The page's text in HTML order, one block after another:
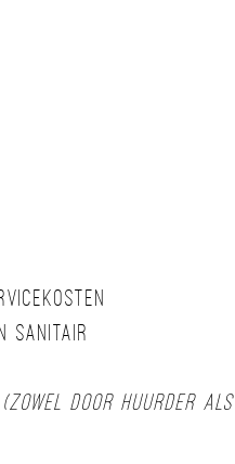
sanitair
(zowel door huurder als